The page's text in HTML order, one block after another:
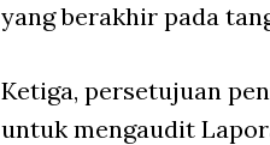
yang berakhir pada
Ketiga, persetujuan
untuk mengaudit